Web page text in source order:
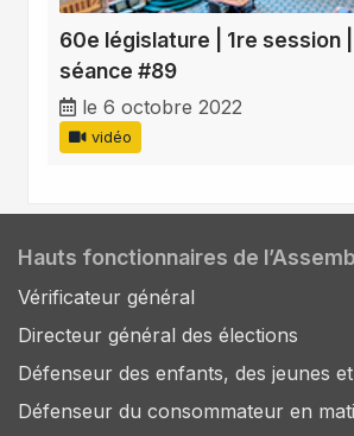
60e législature | 1re session
séance #89
le 6 octobre 2022
vidéo
Hauts fonctionnaires de
Vérificateur général
Directeur général des élections
Défenseur des enfants, des jeunes
Défenseur du consommateur en